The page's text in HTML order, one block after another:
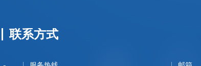
联系方式